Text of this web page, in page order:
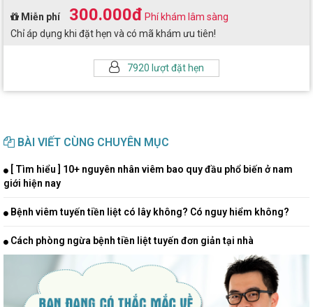
7920 lượt đặt hẹn
Miễn phí 300.000đ Phí khám lâm sàng
Chỉ áp dụng khi đặt hẹn và có mã khám ưu tiên!
BÀI VIẾT CÙNG CHUYÊN MỤC
[ Tìm hiểu ] 10+ nguyên nhân viêm bao quy đầu phổ biến ở nam
giới hiện nay
Bệnh viêm tuyến tiền liệt có lây không? Có nguy hiểm không?
Cách phòng ngừa bệnh tiền liệt tuyến đơn giản tại nhà